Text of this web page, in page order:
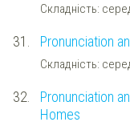
Складність:
31. Pronunciation
Складність:
32.
Pronunciation
Homes